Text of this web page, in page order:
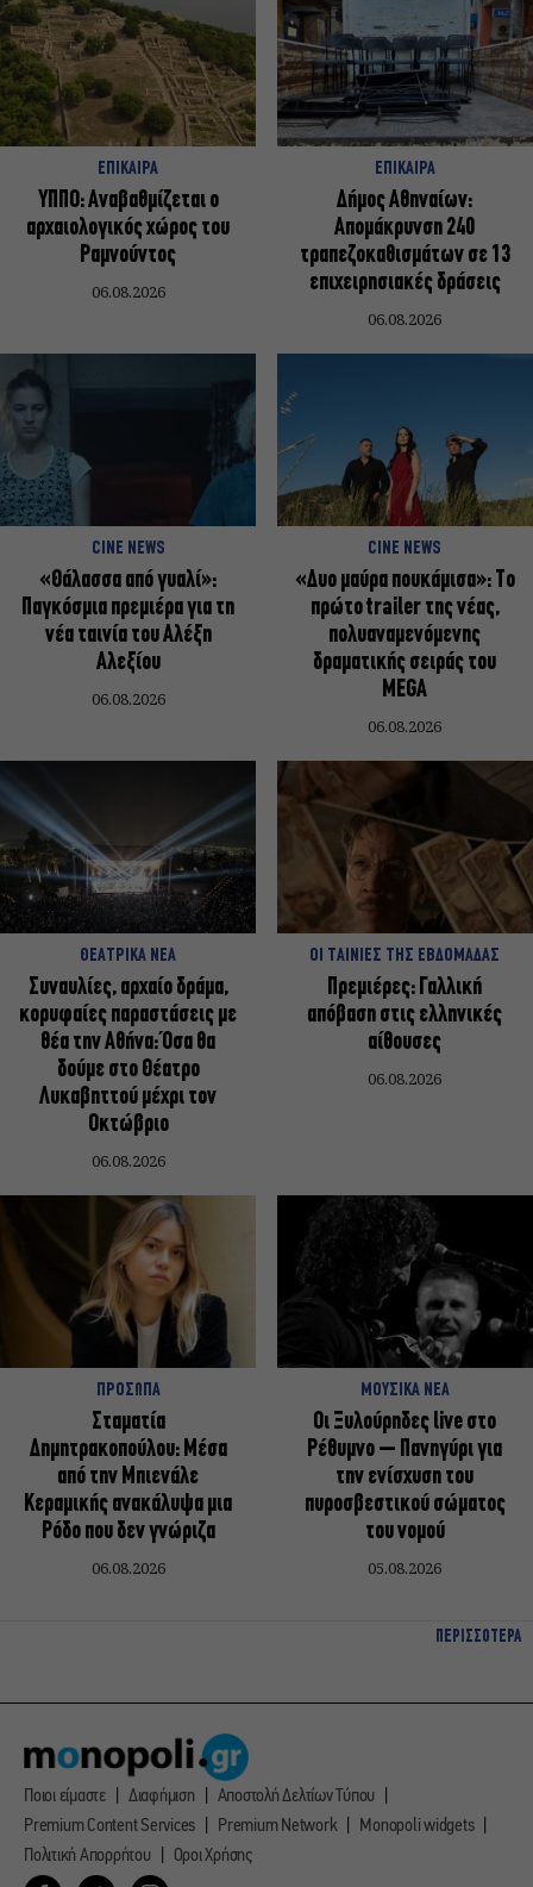
ΕΠΙΚΑΙΡΑ
ΥΠΠΟ: Αναβαθμίζεται ο
αρχαιολογικός χώρος του
Ραμνούντος
06.08.2026
ΕΠΙΚΑΙΡΑ
Δήμος Αθηναίων:
Απομάκρυνση 240
τραπεζοκαθισμάτων σε 13
επιχειρησιακές δράσεις
06.08.2026
CINE NEWS
«Θάλασσα από γυαλί»:
Παγκόσμια πρεμιέρα για τη
νέα ταινία του Αλέξη
Αλεξίου
06.08.2026
CINE NEWS
«Δυο μαύρα πουκάμισα»: Το
πρώτο trailer της νέας,
πολυαναμενόμενης
δραματικής σειράς του
MEGA
06.08.2026
ΘΕΑΤΡΙΚΑ ΝΕΑ
Συναυλίες, αρχαίο δράμα,
κορυφαίες παραστάσεις με
θέα την Αθήνα: Όσα θα
δούμε στο Θέατρο
Λυκαβηττού μέχρι τον
Οκτώβριο
06.08.2026
ΟΙ ΤΑΙΝΙΕΣ ΤΗΣ ΕΒΔΟΜΑΔΑΣ
Πρεμιέρες: Γαλλική
απόβαση στις ελληνικές
αίθουσες
06.08.2026
ΠΡΟΣΩΠΑ
Σταματία
Δημητρακοπούλου: Μέσα
από την Μπιενάλε
Κεραμικής ανακάλυψα μια
Ρόδο που δεν γνώριζα
06.08.2026
ΜΟΥΣΙΚΑ ΝΕΑ
Οι Ξυλούρηδες live στο
Ρέθυμνο – Πανηγύρι για
την ενίσχυση του
πυροσβεστικού σώματος
του νομού
05.08.2026
ΠΕΡΙΣΣΟΤΕΡΑ
Ποιοι είμαστε Διαφήμιση
Αποστολή Δελτίων Τύπου
Premium Content Services
Premium Network
Monopoli widgets
Πολιτική Απορρήτου
Οροι Χρήσης